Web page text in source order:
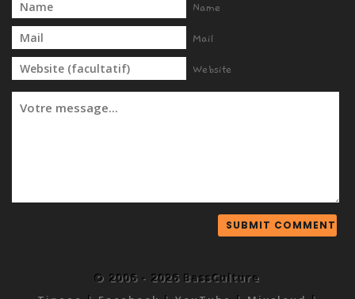
Name
Mail
Website
© 2006 - 2026 BassCulture